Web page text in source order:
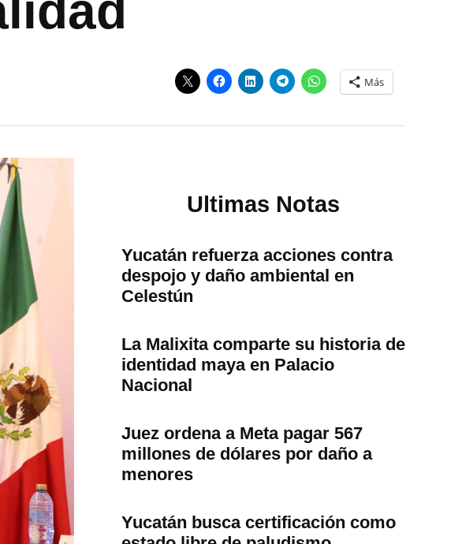
Más
Ultimas Notas
Yucatán refuerza acciones contra
despojo y daño ambiental en
Celestún
La Malixita comparte su historia de
identidad maya en Palacio
Nacional
Juez ordena a Meta pagar 567
millones de dólares por daño a
menores
Yucatán busca certificación como